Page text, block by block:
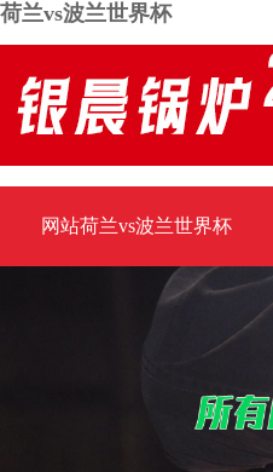
荷兰vs波兰世界杯
网站荷兰vs波兰世界杯
荷兰vs波兰世界杯